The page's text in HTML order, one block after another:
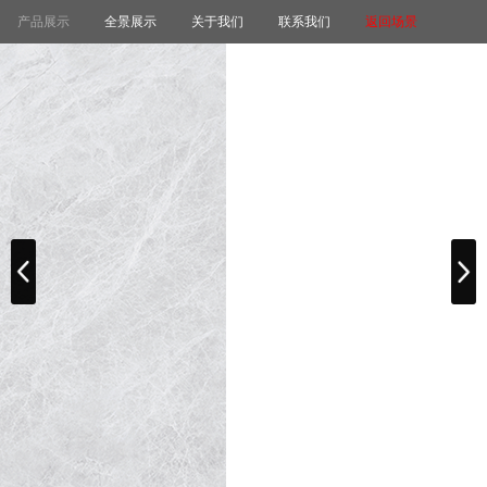
产品展示 全景展示 关于我们 联系我们 返回场景